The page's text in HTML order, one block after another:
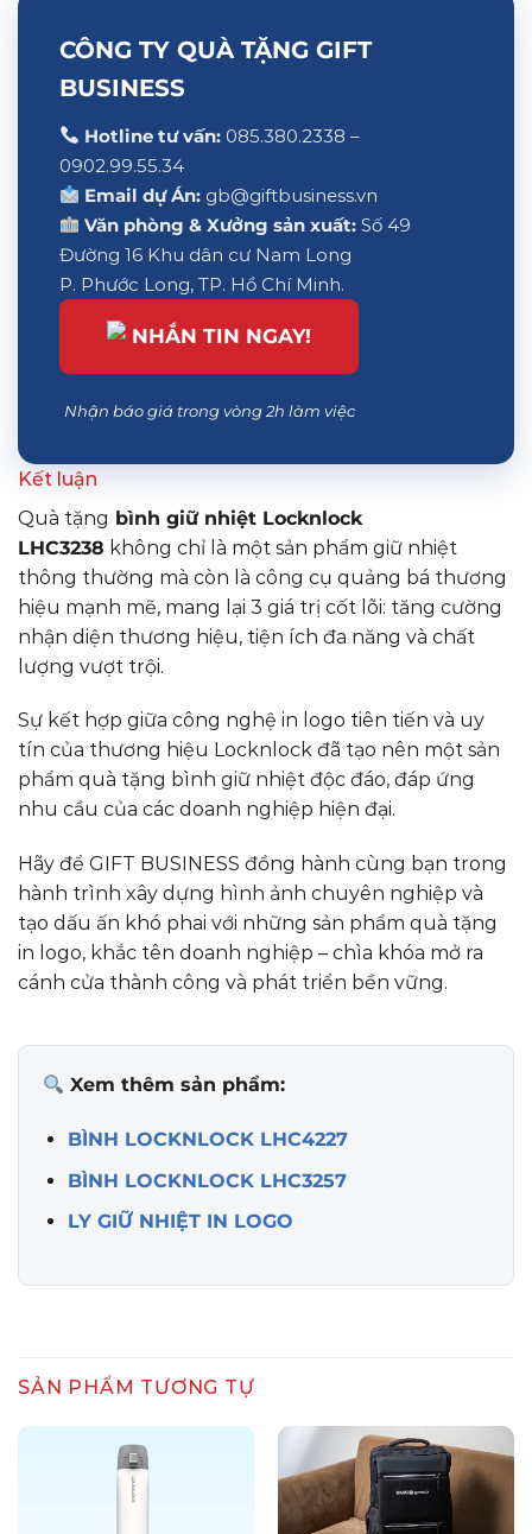
CÔNG TY QUÀ TẶNG GIFT
BUSINESS
Hotline tư vấn: 085.380.2338 –
0902.99.55.34
Email dự Án: gb@giftbusiness.vn
Văn phòng & Xưởng sản xuất: Số 49
Đường 16 Khu dân cư Nam Long
P. Phước Long, TP. Hồ Chí Minh.
NHẮN TIN NGAY!
Nhận báo giá trong vòng 2h làm việc
Kết luận
Quà tặng bình giữ nhiệt Locknlock
LHC3238 không chỉ là một sản phẩm giữ nhiệt
thông thường mà còn là công cụ quảng bá thương
hiệu mạnh mẽ, mang lại 3 giá trị cốt lõi: tăng cường
nhận diện thương hiệu, tiện ích đa năng và chất
lượng vượt trội.
Sự kết hợp giữa công nghệ in logo tiên tiến và uy
tín của thương hiệu Locknlock đã tạo nên một sản
phẩm quà tặng bình giữ nhiệt độc đáo, đáp ứng
nhu cầu của các doanh nghiệp hiện đại.
Hãy để GIFT BUSINESS đồng hành cùng bạn trong
hành trình xây dựng hình ảnh chuyên nghiệp và
tạo dấu ấn khó phai với những sản phẩm quà tặng
in logo, khắc tên doanh nghiệp – chìa khóa mở ra
cánh cửa thành công và phát triển bền vững.
Xem thêm sản phẩm:
BÌNH LOCKNLOCK LHC4227
BÌNH LOCKNLOCK LHC3257
LY GIỮ NHIỆT IN LOGO
SẢN PHẨM TƯƠNG TỰ